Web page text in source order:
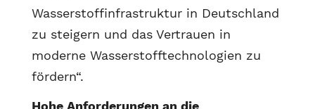
Wasserstoffinfrastruktur in Deutschland
zu steigern und das Vertrauen in
moderne Wasserstofftechnologien zu
fördern“.
Hohe Anforderungen an die